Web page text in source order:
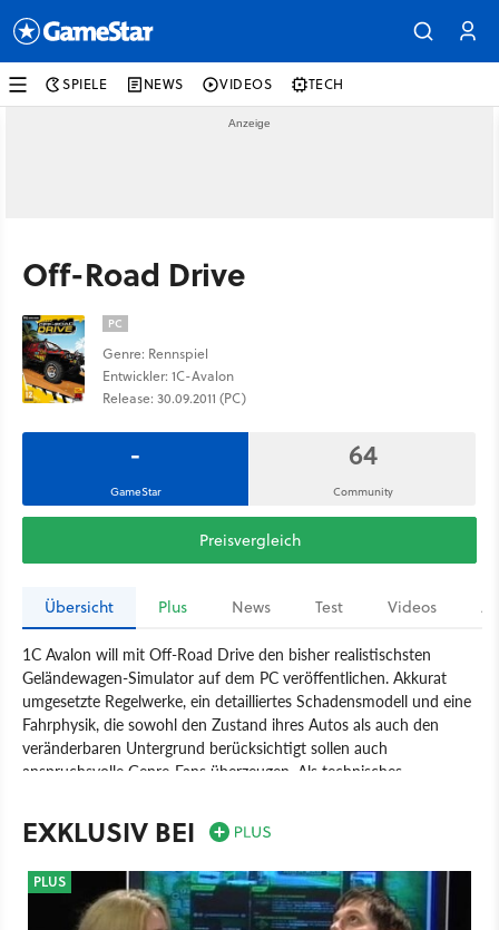
SPIELE NEWS VIDEOS TECH
Off-Road Drive
PC
Genre: Rennspiel
Entwickler: 1C-Avalon
Release: 30.09.2011 (PC)
-
GameStar
64
Community
Preisvergleich
Übersicht Plus News Test Videos
1C Avalon will mit Off-Road Drive den bisher realistischsten
Geländewagen-Simulator auf dem PC veröffentlichen. Akkurat
umgesetzte Regelwerke, ein detailliertes Schadensmodell und eine
Fahrphysik, die sowohl den Zustand ihres Autos als auch den
veränderbaren Untergrund berücksichtigt sollen auch
anspruchsvolle Genre-Fans überzeugen. Als technisches
Fahrzeugcockpits detailliert wiedergibt.
Off-Road Drive
EXKLUSIV BEI
PLUS